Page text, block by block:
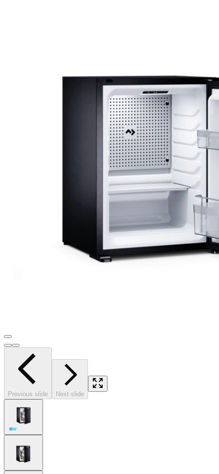
Previous slide Next slide